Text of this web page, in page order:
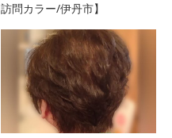
訪問カラー/伊丹市】